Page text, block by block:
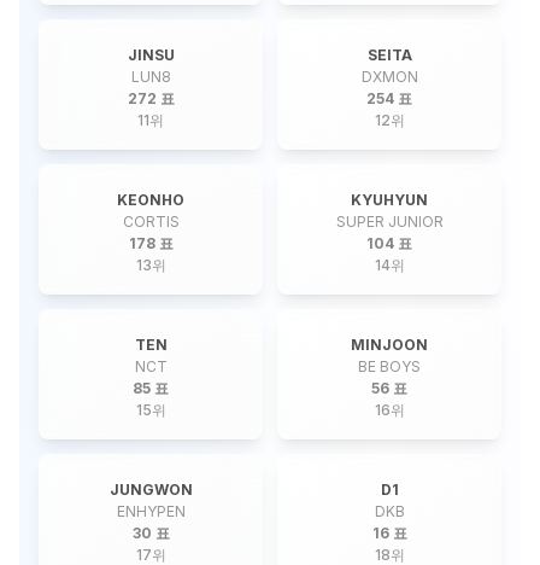
JINSU
LUN8
272 표
11위
SEITA
DXMON
254 표
12위
KEONHO
CORTIS
178 표
13위
KYUHYUN
SUPER JUNIOR
104 표
14위
TEN
NCT
85 표
15위
MINJOON
BE BOYS
56 표
16위
JUNGWON
ENHYPEN
30 표
17위
D1
DKB
16 표
18위